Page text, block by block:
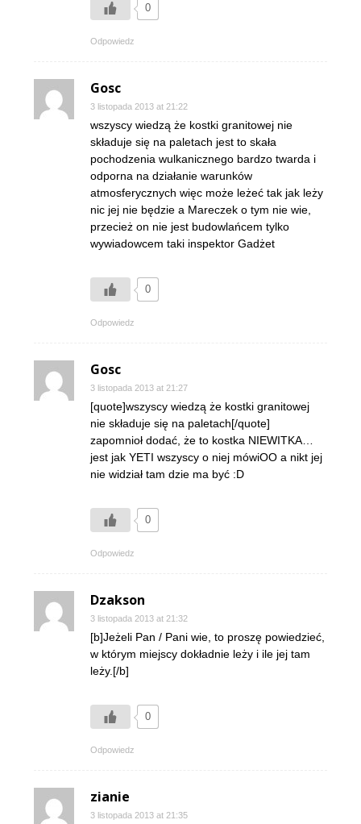
0
Odpowiedz
Gosc
3 listopada 2013 at 21:22
wszyscy wiedzą że kostki granitowej nie
składuje się na paletach jest to skała
pochodzenia wulkanicznego bardzo twarda i
odporna na działanie warunków
atmosferycznych więc może leżeć tak jak leży
nic jej nie będzie a Mareczek o tym nie wie,
przecież on nie jest budowlańcem tylko
wywiadowcem taki inspektor Gadżet
0
Odpowiedz
Gosc
3 listopada 2013 at 21:27
[quote]wszyscy wiedzą że kostki granitowej
nie składuje się na paletach[/quote]
zapomnioł dodać, że to kostka NIEWITKA…
jest jak YETI wszyscy o niej mówiOO a nikt jej
nie widział tam dzie ma być :D
0
Odpowiedz
Dzakson
3 listopada 2013 at 21:32
[b]Jeżeli Pan / Pani wie, to proszę powiedzieć,
w którym miejscy dokładnie leży i ile jej tam
leży.[/b]
0
Odpowiedz
zianie
3 listopada 2013 at 21:35